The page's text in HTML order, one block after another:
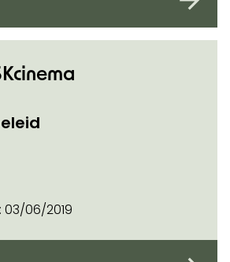
03/06/2019